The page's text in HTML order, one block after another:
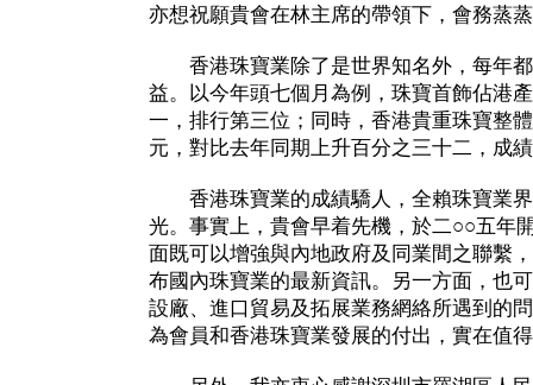
亦想祝願貴會在林主席的帶領下，會務蒸
香港珠寶業除了是世界知名外，每年都
益。以今年頭七個月為例，珠寶首飾佔港
一，排行第三位；同時，香港貴重珠寶整
元，對比去年同期上升百分之三十二，成
香港珠寶業的成績驕人，全賴珠寶業界
光。事實上，貴會早着先機，於二○○五年
面既可以增強與內地政府及同業間之聯繫
布國內珠寶業的最新資訊。另一方面，也
設廠、進口貿易及拓展業務網絡所遇到的
為會員和香港珠寶業發展的付出，實在值